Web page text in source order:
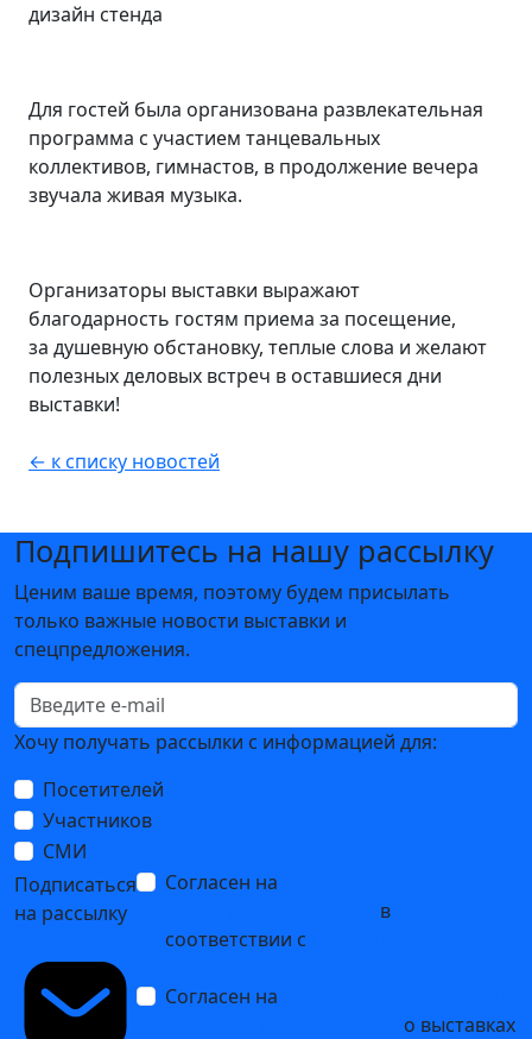
дизайн стенда
Для гостей была организована развлекательная
программа с участием танцевальных
коллективов, гимнастов, в продолжение вечера
звучала живая музыка.
Организаторы выставки выражают
благодарность гостям приема за посещение,
за душевную обстановку, теплые слова и желают
полезных деловых встреч в оставшиеся дни
выставки!
← к списку новостей
Подпишитесь на нашу рассылку
Ценим ваше время, поэтому будем присылать
только важные новости выставки и
спецпредложения.
Хочу получать рассылки с информацией для:
Посетителей
Участников
СМИ
Подписаться
на рассылку
Согласен на
в
соответствии с
Согласен на
о выставках